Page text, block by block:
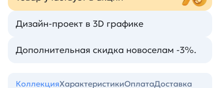
Дизайн-проект в 3D графике
Дополнительная скидка новоселам -3%.
КоллекцияХарактеристикиОплатаДоставка